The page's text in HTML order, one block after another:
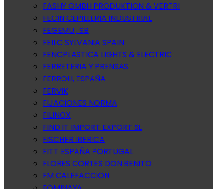
FASHY GMBH PRODUKTION & VERTRI
FECIN CEPILLERIA INDUSTRIAL
FEGEMU , SB
FEILO SYLVANIA SPAIN
FENOPLASTICA LIGHTS & ELECTRIC
FERRETERIA Y PRENSAS
FERROLI, ESPAÑA
FERVIK
FIJACIONES NORMA
FILINOX
FIND IT IMPORT EXPORT SL
FISCHER IBERICA
FITT ESPAÑA PORTUGAL
FLORES CORTES DON BENITO
FM CALEFACCION